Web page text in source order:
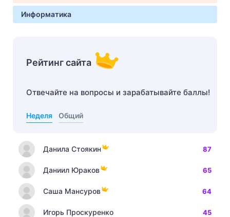
Информатика
Рейтинг сайта
Отвечайте на вопросы и зарабатывайте баллы!
Неделя Общий
Данила Стоякин 87
Даниил Юраков 65
Саша Мансуров 64
Игорь Проскуренко 45